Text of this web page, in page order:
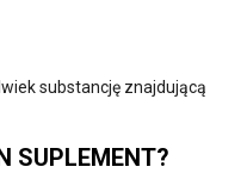
substancję znajdującą
SUPLEMENT?